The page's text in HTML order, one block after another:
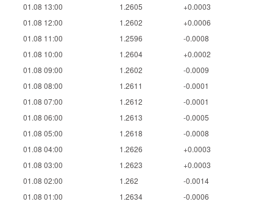
01.08 13:00
1.2605
+0.0003
01.08 12:00
1.2602
+0.0006
01.08 11:00
1.2596
-0.0008
01.08 10:00
1.2604
+0.0002
01.08 09:00
1.2602
-0.0009
01.08 08:00
1.2611
-0.0001
01.08 07:00
1.2612
-0.0001
01.08 06:00
1.2613
-0.0005
01.08 05:00
1.2618
-0.0008
01.08 04:00
1.2626
+0.0003
01.08 03:00
1.2623
+0.0003
01.08 02:00
1.262
-0.0014
01.08 01:00
1.2634
-0.0006